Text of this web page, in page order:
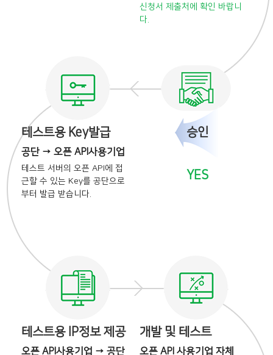
신청서 제출처에 확인 바랍니
다.
승인
YES
테스트용 Key발급
공단 → 오픈 API사용기업
테스트 서버의 오픈 API에 접
근할 수 있는 Key를 공단으로
부터 발급 받습니다.
테스트용 IP정보 제공
오픈 API사용기업 → 공단
개발 및 테스트
오픈 API 사용기업 자체